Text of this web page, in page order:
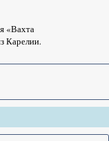
«Вахта
Карелии.